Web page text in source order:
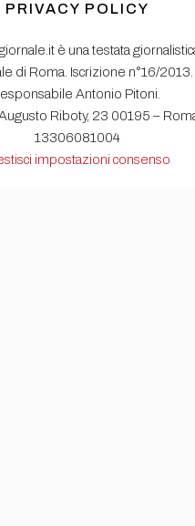
PRIVACY POLICY
è una testata
di Roma. Iscrizione n°16/
Antonio Pitoni.
Riboty, 23 00195 –
13306081004
impostazioni consenso